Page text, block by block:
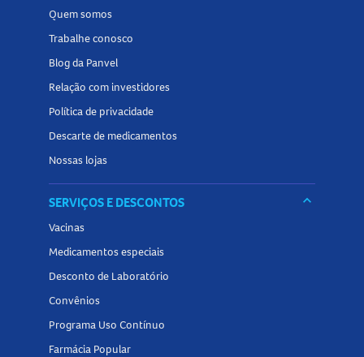
Quem somos
Trabalhe conosco
Blog da Panvel
Relação com investidores
Política de privacidade
Descarte de medicamentos
Nossas lojas
SERVIÇOS E DESCONTOS keyboard_arrow_down
Vacinas
Medicamentos especiais
Desconto de Laboratório
Convênios
Programa Uso Contínuo
Farmácia Popular